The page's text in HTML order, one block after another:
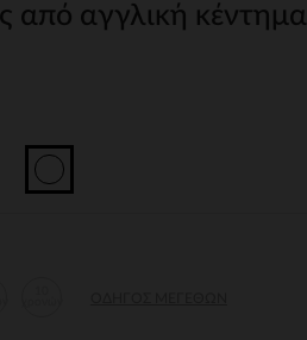
από αγγλική κέντημα